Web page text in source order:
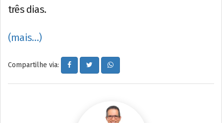
três dias.
(mais…)
Compartilhe via: